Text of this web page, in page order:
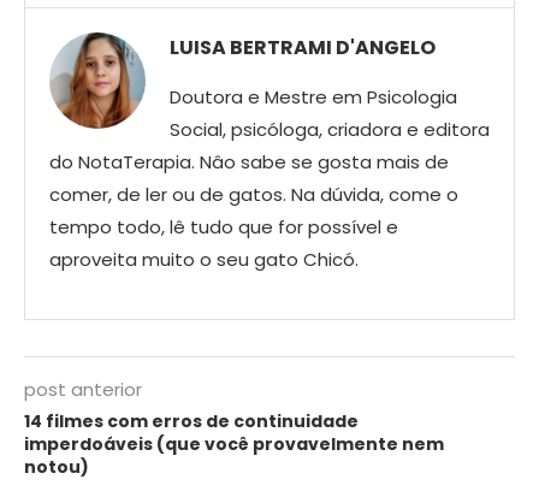
LUISA BERTRAMI D'ANGELO
Doutora e Mestre em Psicologia
Social, psicóloga, criadora e editora
do NotaTerapia. Nâo sabe se gosta mais de
comer, de ler ou de gatos. Na dúvida, come o
tempo todo, lê tudo que for possível e
aproveita muito o seu gato Chicó.
post anterior
14 filmes com erros de continuidade
imperdoáveis (que você provavelmente nem
notou)